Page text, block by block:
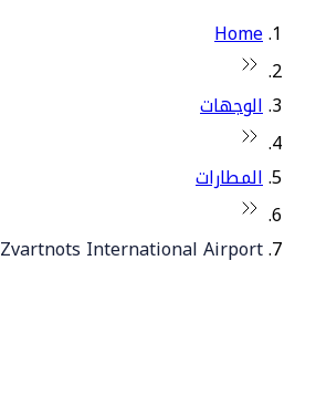
Home
الوجهات
المطارات
Zvartnots International Airport